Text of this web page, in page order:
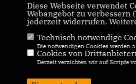
Homepage der
Darmstadt -
IMPRESSUM
KONTAKT
@2026 CDU
Diese Webseite verwendet
Webangebot zu
jederzeit widerrufen.
Technisch notwendige
Die notwendigen Cookies werden
Cookies von
Derzeit verzichten wir auf Scripte